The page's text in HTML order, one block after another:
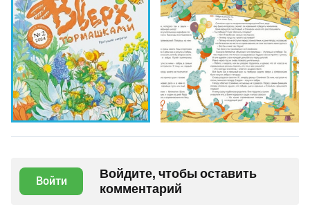
Войти
Войдите, чтобы оставить
комментарий